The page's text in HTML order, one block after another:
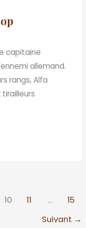
capitaine
allemand.
rangs, Alfa
10 11 …
15
Suivant →